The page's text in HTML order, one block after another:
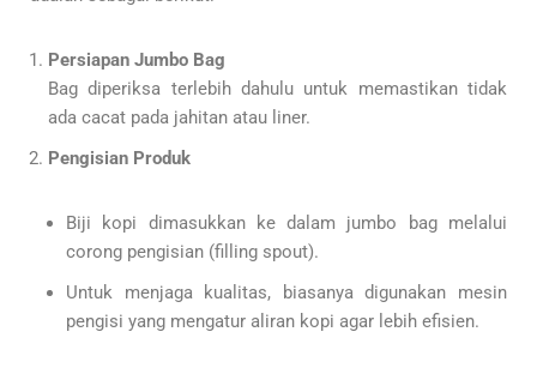
Persiapan Jumbo Bag
Bag diperiksa terlebih dahulu untuk memastikan tidak
ada cacat pada jahitan atau liner.
Pengisian Produk
Biji kopi dimasukkan ke dalam jumbo bag melalui
corong pengisian (filling spout).
Untuk menjaga kualitas, biasanya digunakan mesin
pengisi yang mengatur aliran kopi agar lebih efisien.